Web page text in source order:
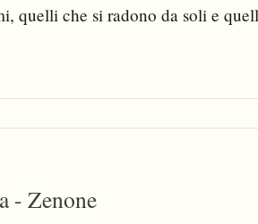
quelli che si radono da soli e
- Zenone